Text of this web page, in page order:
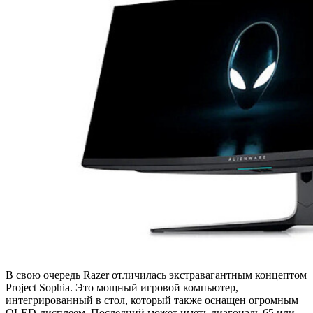
В свою очередь Razer отличилась экстравагантным концептом
Project Sophia. Это мощный игровой компьютер,
интегрированный в стол, который также оснащен огромным